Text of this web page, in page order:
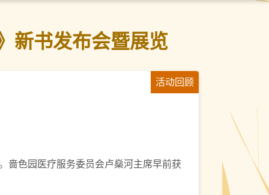
新书发布会暨展览
活动回顾
啬色园医疗服务委员会卢燊河主席早前获